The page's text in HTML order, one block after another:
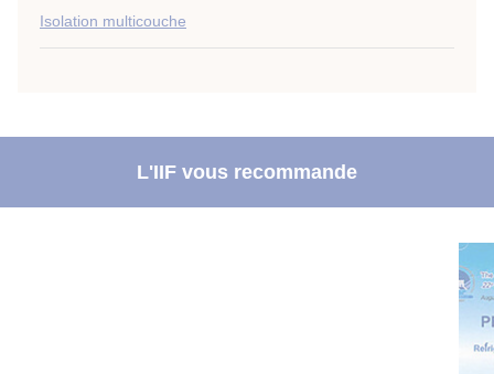
Isolation multicouche
L'IIF vous recommande